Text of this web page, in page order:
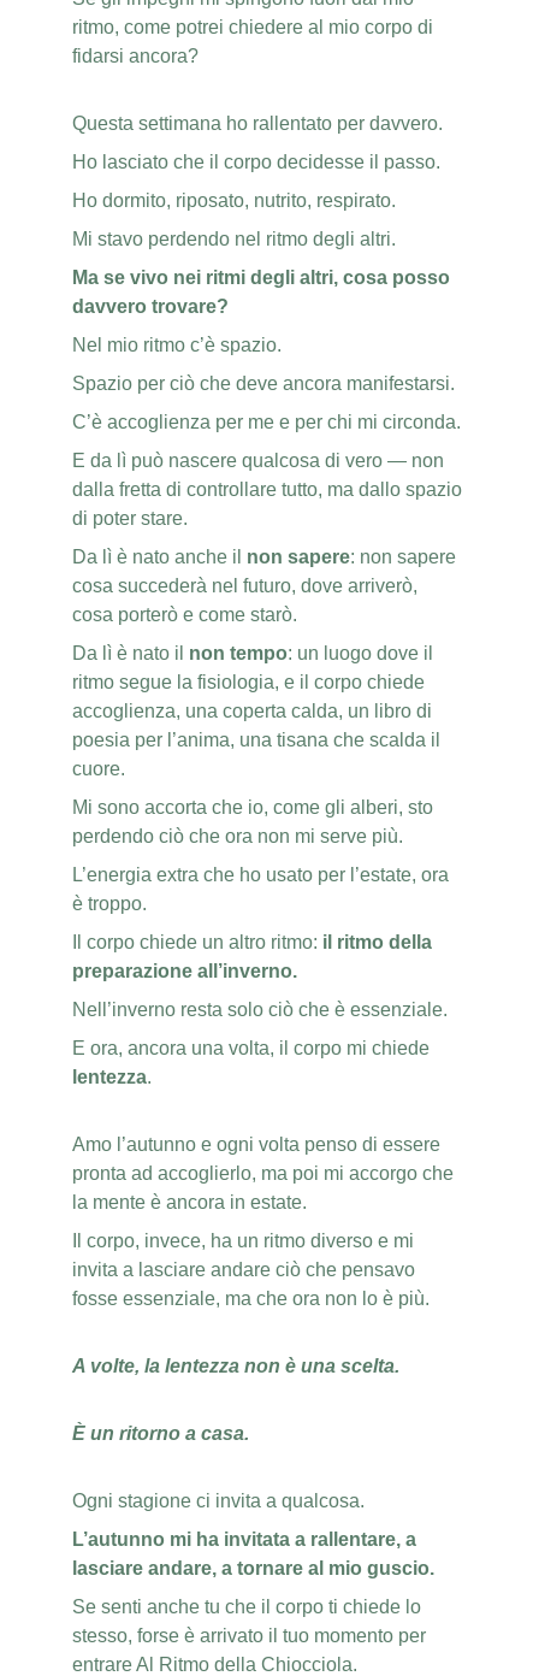
ritmo, come potrei chiedere al mio corpo di
fidarsi ancora?
Questa settimana ho rallentato per davvero.
Ho lasciato che il corpo decidesse il passo.
Ho dormito, riposato, nutrito, respirato.
Mi stavo perdendo nel ritmo degli altri.
Ma se vivo nei ritmi degli altri, cosa posso
davvero trovare?
Nel mio ritmo c’è spazio.
Spazio per ciò che deve ancora manifestarsi.
C’è accoglienza per me e per chi mi circonda.
E da lì può nascere qualcosa di vero — non
dalla fretta di controllare tutto, ma dallo spazio
di poter stare.
Da lì è nato anche il non sapere: non sapere
cosa succederà nel futuro, dove arriverò,
cosa porterò e come starò.
Da lì è nato il non tempo: un luogo dove il
ritmo segue la fisiologia, e il corpo chiede
accoglienza, una coperta calda, un libro di
poesia per l’anima, una tisana che scalda il
cuore.
Mi sono accorta che io, come gli alberi, sto
perdendo ciò che ora non mi serve più.
L’energia extra che ho usato per l’estate, ora
è troppo.
Il corpo chiede un altro ritmo: il ritmo della
preparazione all’inverno.
Nell’inverno resta solo ciò che è essenziale.
E ora, ancora una volta, il corpo mi chiede
lentezza.
Amo l’autunno e ogni volta penso di essere
pronta ad accoglierlo, ma poi mi accorgo che
la mente è ancora in estate.
Il corpo, invece, ha un ritmo diverso e mi
invita a lasciare andare ciò che pensavo
fosse essenziale, ma che ora non lo è più.
A volte, la lentezza non è una scelta.
È un ritorno a casa.
Ogni stagione ci invita a qualcosa.
L’autunno mi ha invitata a rallentare, a
lasciare andare, a tornare al mio guscio.
Se senti anche tu che il corpo ti chiede lo
stesso, forse è arrivato il tuo momento per
entrare Al Ritmo della Chiocciola.